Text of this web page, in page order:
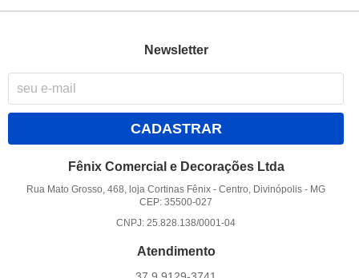
Newsletter
CADASTRAR
Fênix Comercial e Decorações Ltda
Rua Mato Grosso, 468, loja Cortinas Fênix -Centro, Divinópolis - MG
CEP: 35500-027
CNPJ: 25.828.138/0001-04
Atendimento